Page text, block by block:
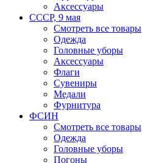
Аксессуары
СССР, 9 мая
Смотреть все товары
Одежда
Головные уборы
Аксессуары
Флаги
Сувениры
Медали
Фурнитура
ФСИН
Смотреть все товары
Одежда
Головные уборы
Погоны